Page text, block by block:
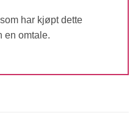
har kjøpt dette
en omtale.